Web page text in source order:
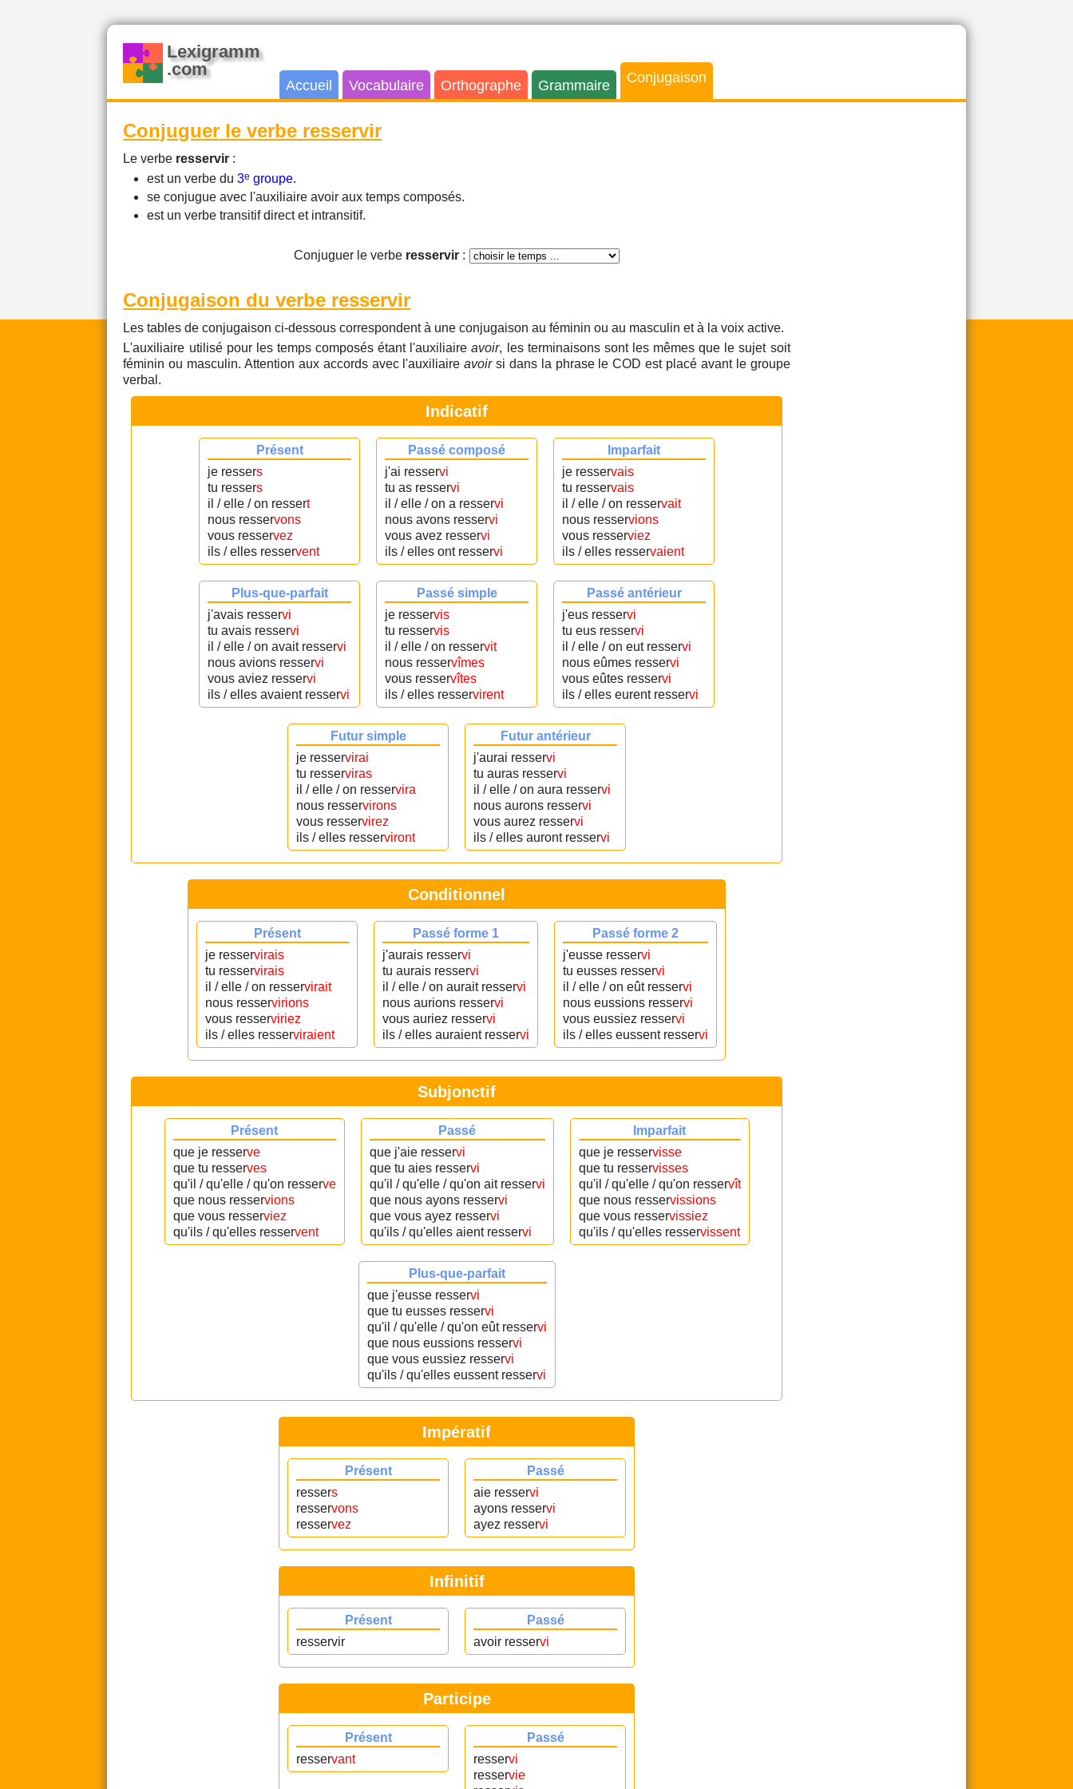
Lexigramm
.com
Accueil Vocabulaire Orthographe Grammaire Conjugaison
Conjuguer le verbe resservir
Le verbe resservir :
est un verbe du3e groupe.
se conjugue avec l'auxiliaire avoir aux temps composés.
est un verbe transitif direct et intransitif.
Conjuguer le verbe resservir :
Conjugaison du verbe resservir
Les tables de conjugaison ci-dessous correspondent à une conjugaison au féminin ou au masculin et à la voix active.
L'auxiliaire utilisé pour les temps composés étant l'auxiliaireavoir, les terminaisons sont les mêmes que le sujet soit
féminin ou masculin. Attention aux accords avec l'auxiliaireavoirsi dans la phrase le COD est placé avant le groupe
verbal.
Indicatif
Présent
je ressers
tu ressers
il / elle / on ressert
nous resservons
vous resservez
ils / elles resservent
Passé composé
j'ai resservi
tu as resservi
il / elle / on a resservi
nous avons resservi
vous avez resservi
ils / elles ont resservi
Imparfait
je resservais
tu resservais
il / elle / on resservait
nous resservions
vous resserviez
ils / elles resservaient
Plus-que-parfait
j'avais resservi
tu avais resservi
il / elle / on avait resservi
nous avions resservi
vous aviez resservi
ils / elles avaient resservi
Passé simple
je resservis
tu resservis
il / elle / on resservit
nous resservîmes
vous resservîtes
ils / elles resservirent
Passé antérieur
j'eus resservi
tu eus resservi
il / elle / on eut resservi
nous eûmes resservi
vous eûtes resservi
ils / elles eurent resservi
Futur simple
je resservirai
tu resserviras
il / elle / on resservira
nous resservirons
vous resservirez
ils / elles resserviront
Futur antérieur
j'aurai resservi
tu auras resservi
il / elle / on aura resservi
nous aurons resservi
vous aurez resservi
ils / elles auront resservi
Conditionnel
Présent
je resservirais
tu resservirais
il / elle / on resservirait
nous resservirions
vous resserviriez
ils / elles resserviraient
Passé forme 1
j'aurais resservi
tu aurais resservi
il / elle / on aurait resservi
nous aurions resservi
vous auriez resservi
ils / elles auraient resservi
Passé forme 2
j'eusse resservi
tu eusses resservi
il / elle / on eût resservi
nous eussions resservi
vous eussiez resservi
ils / elles eussent resservi
Subjonctif
Présent
que je resserve
que tu resserves
qu'il / qu'elle / qu'on resserve
que nous resservions
que vous resserviez
qu'ils / qu'elles resservent
Passé
que j'aie resservi
que tu aies resservi
qu'il / qu'elle / qu'on ait resservi
que nous ayons resservi
que vous ayez resservi
qu'ils / qu'elles aient resservi
Imparfait
que je resservisse
que tu resservisses
qu'il / qu'elle / qu'on resservît
que nous resservissions
que vous resservissiez
qu'ils / qu'elles resservissent
Plus-que-parfait
que j'eusse resservi
que tu eusses resservi
qu'il / qu'elle / qu'on eût resservi
que nous eussions resservi
que vous eussiez resservi
qu'ils / qu'elles eussent resservi
Impératif
Présent
ressers
resservons
resservez
Passé
aie resservi
ayons resservi
ayez resservi
Infinitif
Présent
resservir
Passé
avoir resservi
Participe
Présent
resservant
Passé
resservi
resservie